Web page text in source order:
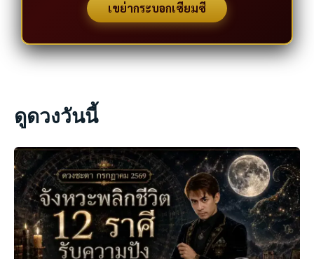
เขย่ากระบอกเซียมซี
ดูดวงวันนี้